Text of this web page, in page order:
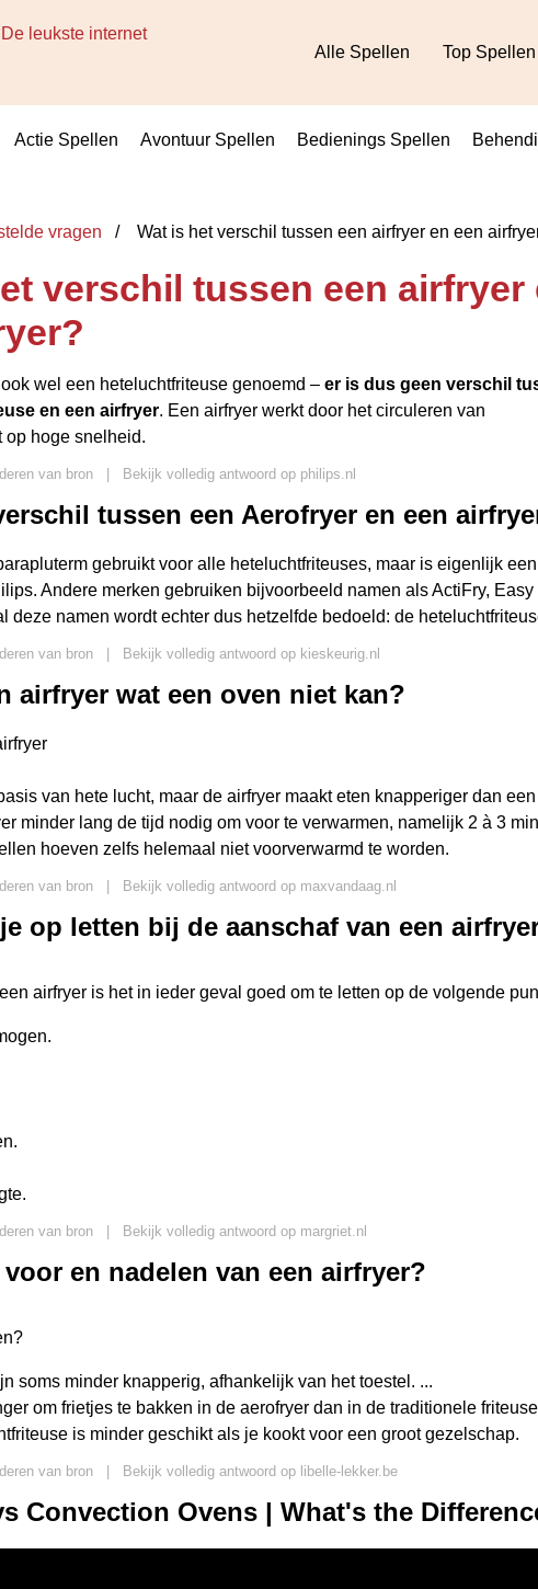
Alle Spellen Top Spellen
Actie Spellen Avontuur Spellen Bedienings Spellen
vragen Wat is het verschil tussen een airfryer en een
verschil tussen een airfryer
wel een heteluchtfriteuse genoemd – er is dus geen verschil
en een airfryer. Een airfryer werkt door het circuleren van
op hoge snelheid.
van bron Bekijk volledig antwoord op philips.nl
tussen een Aerofryer en een
gebruikt voor alle heteluchtfriteuses, maar is eigenlijk een
Andere merken gebruiken bijvoorbeeld namen als ActiFry, Easy
deze namen wordt echter dus hetzelfde bedoeld: de
van bron Bekijk volledig antwoord op kieskeurig.nl
airfryer wat een oven niet kan?
van hete lucht, maar de airfryer maakt eten knapperiger dan
minder lang de tijd nodig om voor te verwarmen, namelijk 2 à 3
hoeven zelfs helemaal niet voorverwarmd te worden.
van bron Bekijk volledig antwoord op maxvandaag.nl
op letten bij de aanschaf van een
airfryer is het in ieder geval goed om te letten op de volgende
van bron Bekijk volledig antwoord op margriet.nl
en nadelen van een airfryer?
soms minder knapperig, afhankelijk van het toestel. ...
om frietjes te bakken in de aerofryer dan in de traditionele
is minder geschikt als je kookt voor een groot gezelschap.
van bron Bekijk volledig antwoord op libelle-lekker.be
Convection Ovens | What's the